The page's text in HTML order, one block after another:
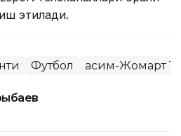
этилади.
Футбол Қасим-Жомарт